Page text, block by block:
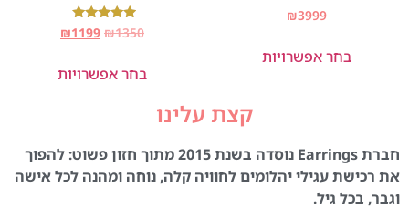
דורג
5.00
₪3999
בחר אפשרויות
דורג
5.00
₪1350
₪1199
בחר אפשרויות
קצת עלינו
חברת Earrings נוסדה בשנת 2015 מתוך חזון פשוט: להפוך
את רכישת עגילי יהלומים לחוויה קלה, נוחה ומהנה לכל אישה
וגבר, בכל גיל.